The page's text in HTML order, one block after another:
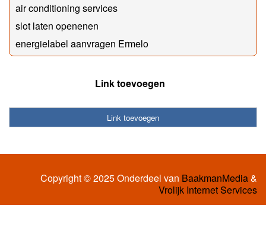
air conditioning services
slot laten openenen
energielabel aanvragen Ermelo
Link toevoegen
Link toevoegen
Copyright © 2025 Onderdeel van BaakmanMedia&
Vrolijk Internet Services